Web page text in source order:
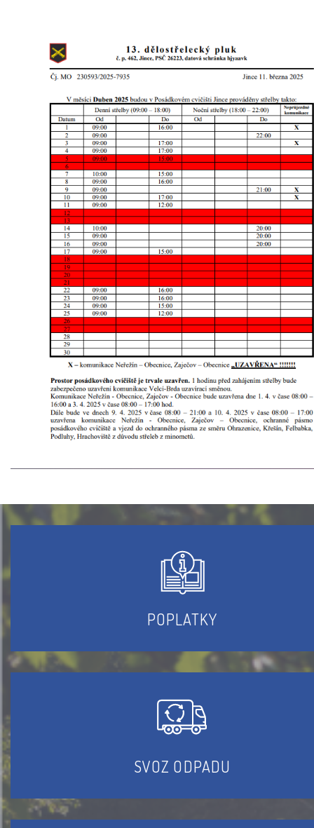
POPLATKY
SVOZ ODPADU